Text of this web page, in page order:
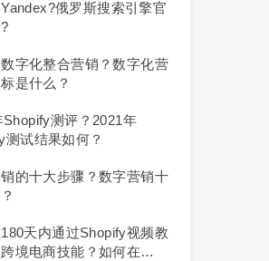
俄罗斯搜索引擎官
字化整合营销？数字化营
是什么？
Shopify测评？2021年
测试结果如何？
的十大步骤？数字营销十
天内通过Shopify视频教
境电商技能？如何在